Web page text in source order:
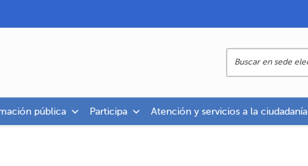
pública Participa Atención y servicios a la ciudadanía